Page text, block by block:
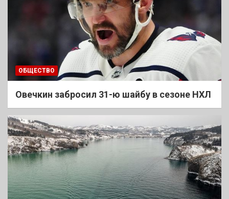
ОБЩЕСТВО
Овечкин забросил 31-ю шайбу в сезоне НХЛ